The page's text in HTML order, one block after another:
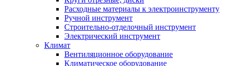
Расходные материалы к электроинструменту
Ручной инструмент
Строительно-отделочный инструмент
Электрический инструмент
Климат
Вентиляционное оборудование
Климатическое оборудование